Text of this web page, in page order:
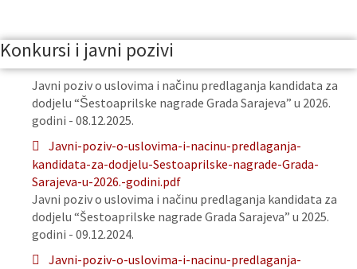
Konkursi i javni pozivi
Javni poziv o uslovima i načinu predlaganja kandidata za
dodjelu “Šestoaprilske nagrade Grada Sarajeva” u 2026.
godini - 08.12.2025.
Javni-poziv-o-uslovima-i-nacinu-predlaganja-
kandidata-za-dodjelu-Sestoaprilske-nagrade-Grada-
Sarajeva-u-2026.-godini.pdf
Javni poziv o uslovima i načinu predlaganja kandidata za
dodjelu “Šestoaprilske nagrade Grada Sarajeva” u 2025.
godini - 09.12.2024.
Javni-poziv-o-uslovima-i-nacinu-predlaganja-